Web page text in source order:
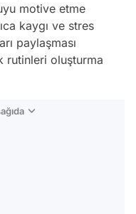
motive etme
kaygı ve stres
paylaşması
rutinleri oluşturma